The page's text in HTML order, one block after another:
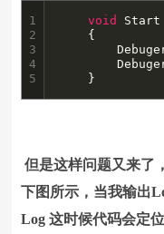
1
2
3
4
5
void
	}
但是这样问题又来了
下图所示，当我输出
Log 这时候代码会定